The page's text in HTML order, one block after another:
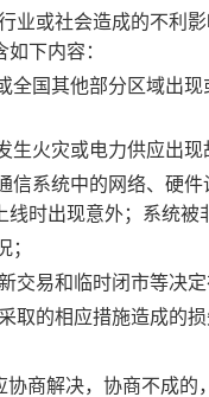
业或社会造成的不利
下内容：
全国其他部分区域出
生火灾或电力供应出
信系统中的网络、硬
时出现意外；系统
；
交易和临时闭市等决
取的相应措施造成的
商解决，协商不成